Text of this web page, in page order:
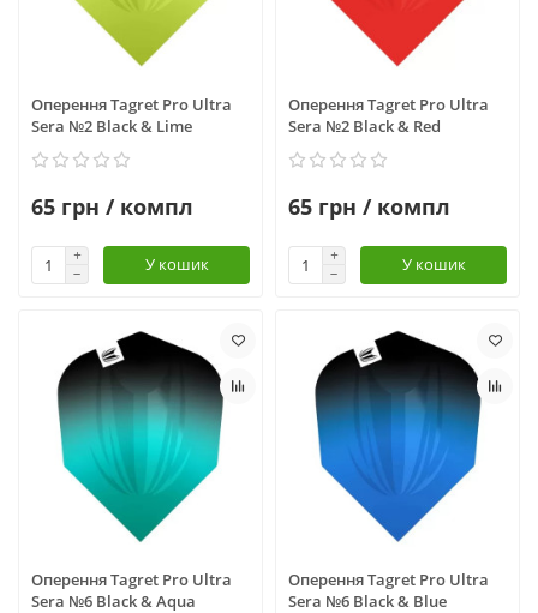
Оперення Tagret Pro Ultra
Sera №2 Black & Lime
65 грн / компл
У кошик
Оперення Tagret Pro Ultra
Sera №2 Black & Red
65 грн / компл
У кошик
Оперення Tagret Pro Ultra
Sera №6 Black & Aqua
Оперення Tagret Pro Ultra
Sera №6 Black & Blue